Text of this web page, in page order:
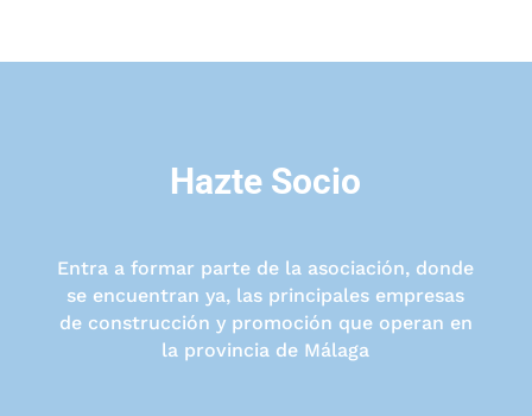
Hazte Socio
Entra a formar parte de la asociación, donde
se encuentran ya, las principales empresas
de construcción y promoción que operan en
la provincia de Málaga